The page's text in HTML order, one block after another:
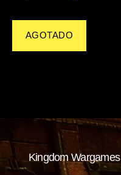
AGOTADO
Kingdom Wargames